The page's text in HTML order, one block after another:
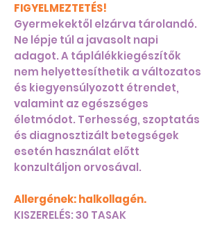
FIGYELMEZTETÉS!
Gyermekektől elzárva tárolandó.
Ne lépje túl a javasolt napi
adagot. A táplálékkiegészítők
nem helyettesíthetik a változatos
és kiegyensúlyozott étrendet,
valamint az egészséges
életmódot. Terhesség, szoptatás
és diagnosztizált betegségek
esetén használat előtt
konzultáljon orvosával.
Allergének: halkollagén.
KISZERELÉS: 30 TASAK